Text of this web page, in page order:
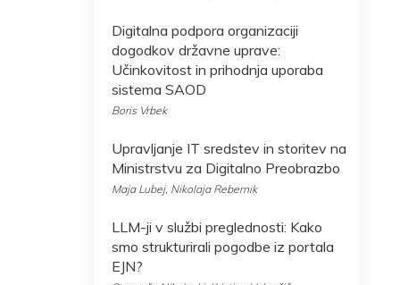
Digitalna podpora organizaciji
dogodkov državne uprave:
Učinkovitost in prihodnja uporaba
sistema SAOD
Boris Vrbek
Upravljanje IT sredstev in storitev na
Ministrstvu za Digitalno Preobrazbo
Maja Lubej, Nikolaja Rebernik
LLM-ji v službi preglednosti: Kako
smo strukturirali pogodbe iz portala
EJN?